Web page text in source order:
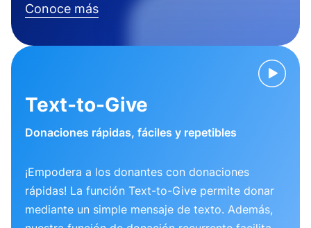
Conoce más
Text-to-Give
Donaciones rápidas, fáciles y repetibles
¡Empodera a los donantes con donaciones
rápidas! La función Text-to-Give permite donar
mediante un simple mensaje de texto. Además,